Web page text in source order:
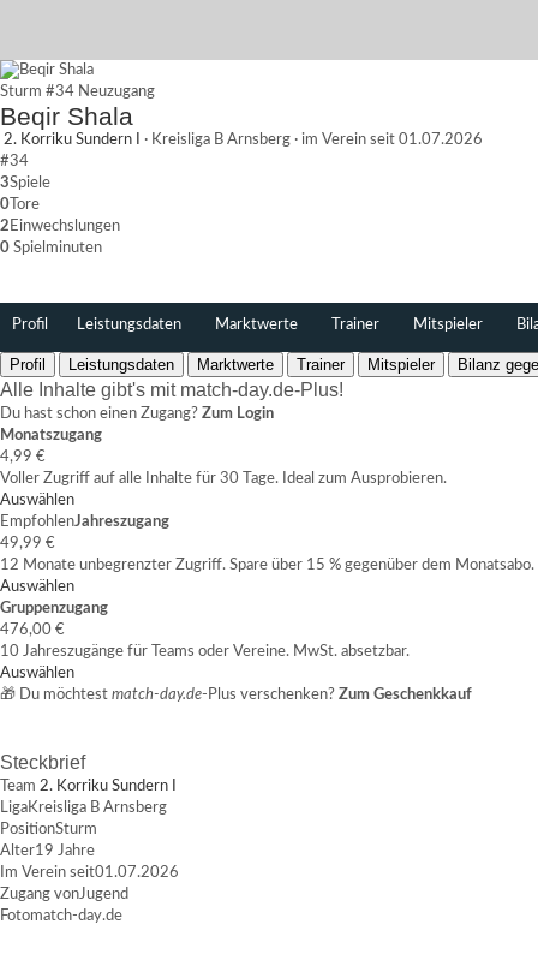
Sturm #34 Neuzugang
Beqir Shala
2. Korriku Sundern I · Kreisliga B Arnsberg · im Verein seit 01.07.2026
#34
3Spiele
0 Tore
2 Einwechslungen
0 Spielminuten
Profil Leistungsdaten Marktwerte Trainer Mitspieler
Profil Leistungsdaten Marktwerte Trainer Mitspieler Bilanz
Alle Inhalte gibt's mit match-day.de-Plus!
Du hast schon einen Zugang? Zum Login
Monatszugang
4,99 €
Voller Zugriff auf alle Inhalte für 30 Tage. Ideal zum Ausprobieren.
Auswählen
EmpfohlenJahreszugang
49,99 €
12 Monate unbegrenzter Zugriff. Spare über 15 % gegenüber dem Monatsabo.
Auswählen
Gruppenzugang
476,00 €
10 Jahreszugänge für Teams oder Vereine. MwSt. absetzbar.
Auswählen
🎁 Du möchtest match-day.de-Plus verschenken? Zum Geschenkkauf
Steckbrief
Team 2. Korriku Sundern I
LigaKreisliga B Arnsberg
PositionSturm
Alter19 Jahre
Im Verein seit01.07.2026
Zugang vonJugend
Fotomatch-day.de